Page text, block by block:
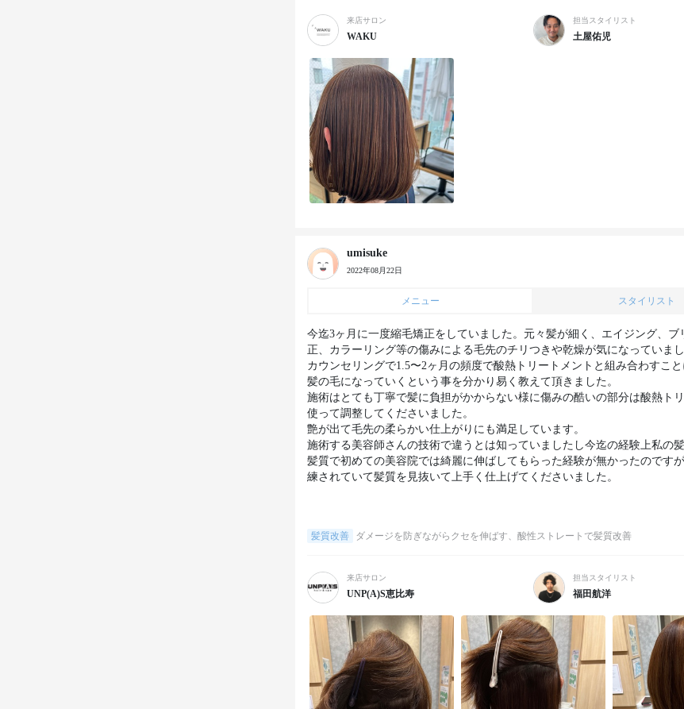
来店サロン
WAKU
担当スタイリスト
土屋佑児
umisuke
2022年08月22日
メニュー スタイリスト
今迄3ヶ月に一度縮毛矯正をしていました。元々髪が細く、エイジング、ブ
正、カラーリング等の傷みによる毛先のチリつきや乾燥が気になっていまし
カウンセリングで1.5〜2ヶ月の頻度で酸熱トリートメントと組み合わすこ
髪の毛になっていくという事を分かり易く教えて頂きました。
施術はとても丁寧で髪に負担がかからない様に傷みの酷いの部分は酸熱ト
使って調整してくださいました。
艶が出て毛先の柔らかい仕上がりにも満足しています。
施術する美容師さんの技術で違うとは知っていましたし今迄の経験上私の
髪質で初めての美容院では綺麗に伸ばしてもらった経験が無かったのです
練されていて髪質を見抜いて上手く仕上げてくださいました。
髪質改善 ダメージを防ぎながらクセを伸ばす、酸性ストレートで髪質改善
来店サロン
UNP(A)S恵比寿
担当スタイリスト
福田航洋